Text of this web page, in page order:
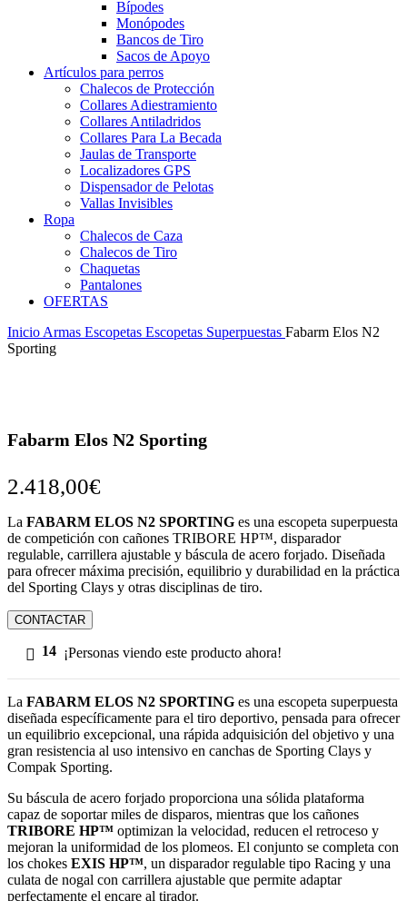
Bípodes
Monópodes
Bancos de Tiro
Sacos de Apoyo
Artículos para perros
Chalecos de Protección
Collares Adiestramiento
Collares Antiladridos
Collares Para La Becada
Jaulas de Transporte
Localizadores GPS
Dispensador de Pelotas
Vallas Invisibles
Ropa
Chalecos de Caza
Chalecos de Tiro
Chaquetas
Pantalones
OFERTAS
Inicio Armas Escopetas Escopetas Superpuestas Fabarm Elos N2
Sporting
Fabarm Elos N2 Sporting
2.418,00€
La FABARM ELOS N2 SPORTING es una escopeta superpuesta
de competición con cañones TRIBORE HP™, disparador
regulable, carrillera ajustable y báscula de acero forjado. Diseñada
para ofrecer máxima precisión, equilibrio y durabilidad en la práctica
del Sporting Clays y otras disciplinas de tiro.
CONTACTAR
14 ¡Personas viendo este producto ahora!
La FABARM ELOS N2 SPORTING es una escopeta superpuesta
diseñada específicamente para el tiro deportivo, pensada para ofrecer
un equilibrio excepcional, una rápida adquisición del objetivo y una
gran resistencia al uso intensivo en canchas de Sporting Clays y
Compak Sporting.
Su báscula de acero forjado proporciona una sólida plataforma
capaz de soportar miles de disparos, mientras que los cañones
TRIBORE HP™ optimizan la velocidad, reducen el retroceso y
mejoran la uniformidad de los plomeos. El conjunto se completa con
los chokes EXIS HP™, un disparador regulable tipo Racing y una
culata de nogal con carrillera ajustable que permite adaptar
perfectamente el encare al tirador.